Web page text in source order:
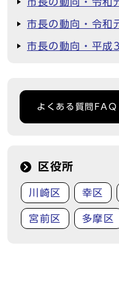
市長の動向・令和
市長の動向・平成
よくある質問FAQ
区役所
川崎区 幸区
宮前区 多摩区